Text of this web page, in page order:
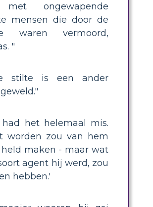
ongewapende
mensen die door de
waren vermoord,
"
stilte is een ander
had het helemaal mis.
worden zou van hem
maken - maar wat
agent hij werd, zou
hebben.'